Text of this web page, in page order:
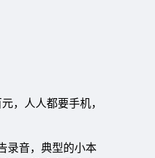
，人人都要手机，
录音，典型的小本